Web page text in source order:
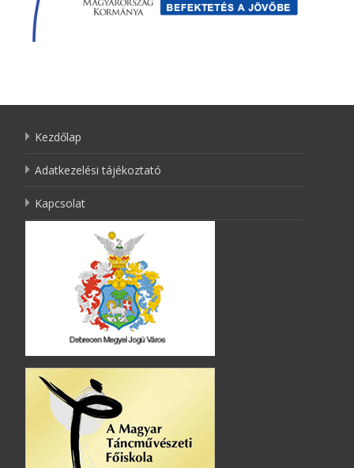
Kezdőlap
Adatkezelési tájékoztató
Kapcsolat